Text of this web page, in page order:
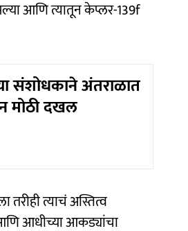
आणि त्यातून केप्लर-139f
संशोधकाने अंतराळात
मोठी दखल
त्याचं अस्तित्व
आधीच्या आकड्यांचा